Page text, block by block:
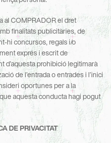
al COMPRADOR el dret
finalitats publicitàries, de
hi concursos, regals i/o
exprés i escrit de
d’aquesta prohibició legitimarà
de l’entrada o entrades i l’inici
oportunes per a la
aquesta conducta hagi pogut
DE PRIVACITAT